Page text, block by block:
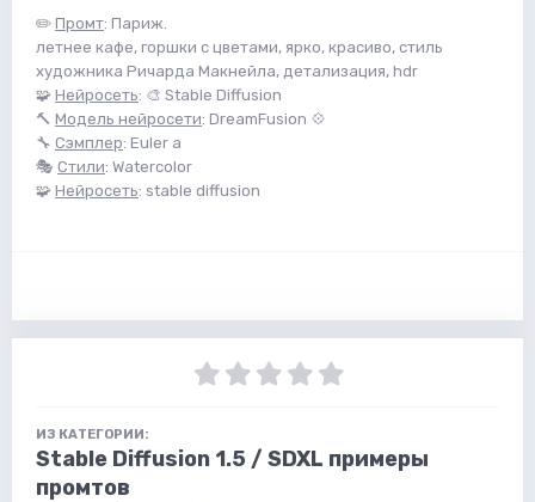
✏️ Промт: Париж.
летнее кафе, горшки с цветами, ярко, красиво, стиль
художника Ричарда Макнейла, детализация, hdr
🧩 Нейросеть: 🎨 Stable Diffusion
🔨 Модель нейросети: DreamFusion 💠
🔧 Сэмплер: Euler a
🎭 Стили: Watercolor
🧩 Нейросеть: stable diffusion
ИЗ КАТЕГОРИИ:
Stable Diffusion 1.5 / SDXL примеры
промтов